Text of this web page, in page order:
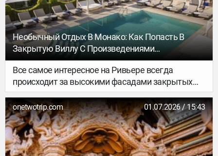
Необычный Отдых В Монако: Как Попасть В
Закрытую Виллу С Произведениями
Современного Искусства
Все самое интересное на Ривьере всегда
происходит за высокими фасадами закрытых
частных вилл. Там, куда невозможно купить
билет, скрываются настоящие сокровища. Одно
из таких невероятных мест – Драконий холм
(Dragon Hill). Резиденция для художников в
обычные дни закрыта для широкой публики.
onetwotrip.com 01.07.2026 / 15:43